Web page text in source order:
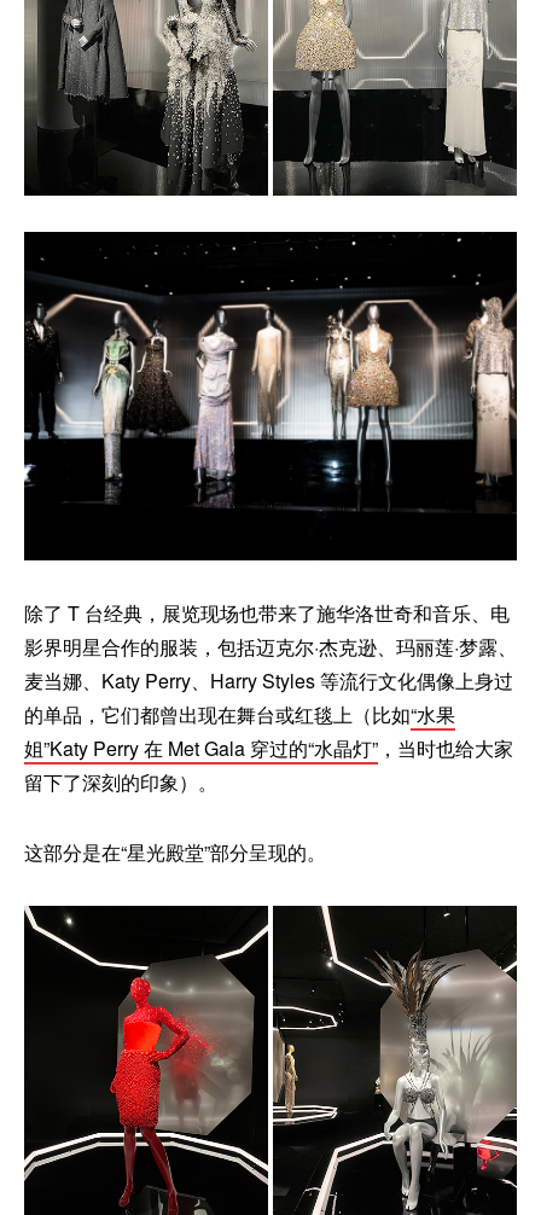
除了 T 台经典，展览现场也带来了施华洛世奇和音乐、电
影界明星合作的服装，包括迈克尔·杰克逊、玛丽莲·梦露、
麦当娜、Katy Perry、Harry Styles 等流行文化偶像上身过
的单品，它们都曾出现在舞台或红毯上（比如“水果
姐”Katy Perry 在 Met Gala 穿过的“水晶灯” ，当时也给大家
留下了深刻的印象）。
这部分是在“星光殿堂”部分呈现的。